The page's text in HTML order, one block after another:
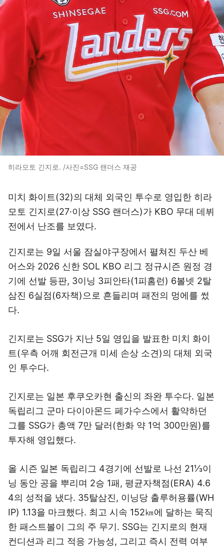
히라모토 긴지로. /사진=SSG 랜더스 재공
미치 화이트(32)의 대체 외국인 투수로 영입한 히라
모토 긴지로(27·이상 SSG 랜더스)가 KBO 무대 데뷔
전에서 난조를 보였다.
긴지로는 9일 서울 잠실야구장에서 펼쳐진 두산 베
어스와 2026 신한 SOL KBO 리그 정규시즌 원정 경
기에 선발 등판, 3이닝 3피안타(1피홈런) 6볼넷 2탈
삼진 6실점(6자책)으로 흔들리며 패전의 멍에를 썼
다.
긴지로는 SSG가 지난 5일 영입을 발표한 미치 화이
트(우측 어깨 회전근개 미세 손상 소견)의 대체 외국
인 투수다.
긴지로는 일본 후쿠오카현 출신의 좌완 투수다. 일본
독립리그 군마 다이아몬드 페가수스에서 활약하던
그를 SSG가 총액 7만 달러(한화 약 1억 300만원)를
투자해 영입했다.
올 시즌 일본 독립리그 4경기에 선발로 나선 21⅓이
닝 동안 공을 뿌리며 2승 1패, 평균자책점(ERA) 4.6
4의 성적을 냈다. 35탈삼진, 이닝당 출루허용률(WH
IP) 1.13을 마크했다. 최고 시속 152㎞에 달하는 묵직
한 패스트볼이 그의 주 무기. SSG는 긴지로의 현재
컨디션과 리그 적응 가능성, 그리고 즉시 전력 여부